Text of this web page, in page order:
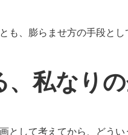
、膨らませ方の手段とし
、私なり
して考えてから、どう